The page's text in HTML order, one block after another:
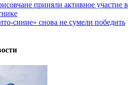
приняли активное участие в
синие» снова не сумели победить